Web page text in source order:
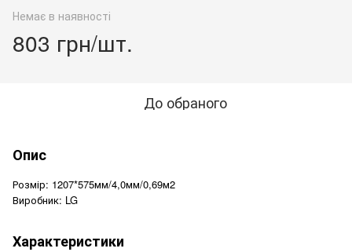
Немає в наявності
803 грн/шт.
До обраного
Опис
Розмір: 1207*575мм/4,0мм/0,69м2
Виробник: LG
Характеристики